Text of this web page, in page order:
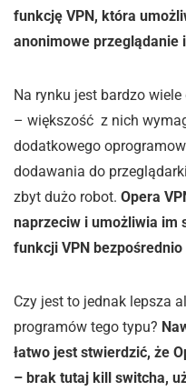
funkcję VPN, która
anonimowe przeglądanie
Na rynku jest bardzo
– większość z nich
dodatkowego
dodawania do
zbyt dużo robot. Opera
naprzeciw i umożliwia im
funkcji VPN
Czy jest to jednak lepsza
programów tego typu?
łatwo jest stwierdzić, że
– brak tutaj kill switcha,